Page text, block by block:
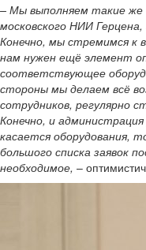
– Мы выполняем такие же
московского НИИ
Конечно, мы стремимся к
нам нужен ещё элемент
соответствующее
стороны мы делаем всё
сотрудников, регулярно
Конечно, и
касается оборудования,
большого списка заявок
необходимое, –